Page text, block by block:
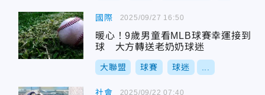
國際
暖心！9歲男童看MLB球賽幸運接到
球 大方轉送老奶奶球迷
大聯盟 球賽 球迷
2025/09/27 16:50
社會 2025/09/22 07:40